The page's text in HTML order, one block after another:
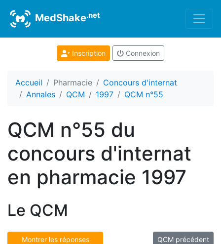
MedShake.net
Inscription Connexion
Accueil Pharmacie
Concours d'internat
Annales
QCM 1997 QCM n°55
QCM n°55 du
concours d'internat
en pharmacie 1997
Le QCM
Montrer les réponses
QCM précédent